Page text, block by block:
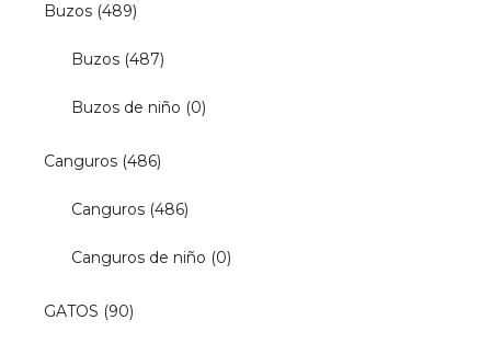
Buzos (489)
Buzos (487)
Buzos de niño (0)
Canguros (486)
Canguros (486)
Canguros de niño (0)
GATOS (90)